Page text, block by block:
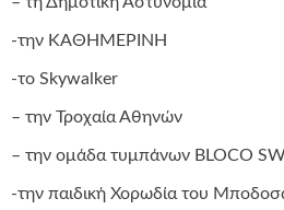
-την ΚΑΘΗΜΕΡΙΝΗ
-το Skywalker
– την Τροχαία Αθηνών
– την ομάδα τυμπάνων BLOCO
-την παιδική Χορωδία του